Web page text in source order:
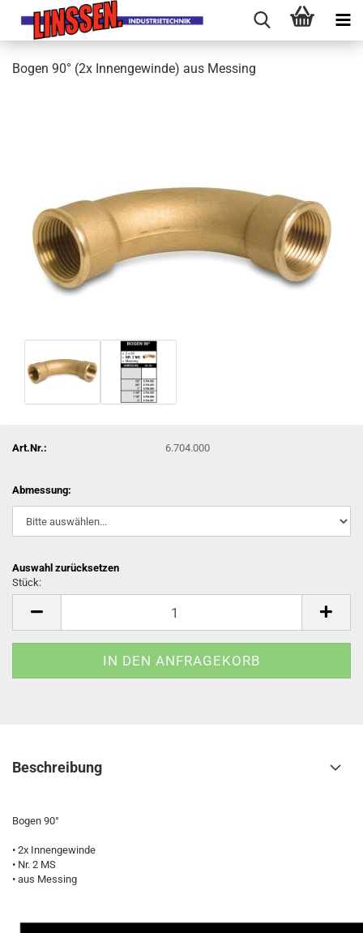
Bogen 90° (2x Innengewinde) aus Messing
Art.Nr.: 6.704.000
Abmessung:
Auswahl zurücksetzen
Stück:
Beschreibung
Bogen 90°
• 2x Innengewinde
• Nr. 2 MS
• aus Messing